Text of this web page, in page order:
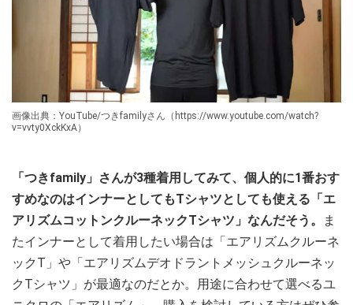
画像出典：YouTube/つきfamilyさん（https://www.youtube.com/watch?
v=vvty0XckKxA）
「つきfamily」さんが3種着用してみて、個人的に1番おす
すめなのはインナーとしてもTシャツとしても使える「エ
アリズムコットンクルーネックTシャツ」なんだそう。
ま
たインナーとして着用したい場合は「エアリズムクルーネ
ックT」や「エアリズムデオドラントメッシュクルーネッ
クTシャツ」が最適なのだとか。用途に合わせて選べるユ